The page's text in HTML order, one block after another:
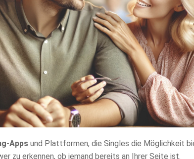
Apps und Plattformen, die Singles die Möglichkeit
zu erkennen, ob jemand bereits an Ihrer Seite ist.